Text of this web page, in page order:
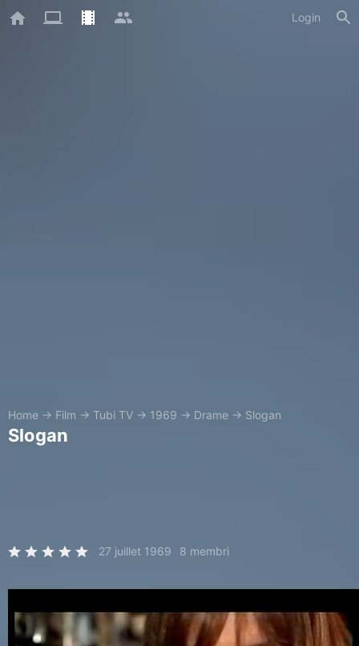
Login
Home → Film → Tubi TV → 1969 → Drame → Slogan
Slogan
27 juillet 1969 8 membri